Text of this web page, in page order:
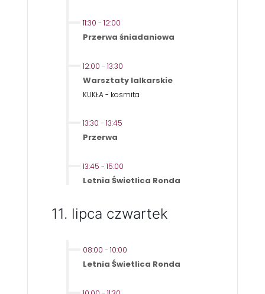
11:30 - 12:00
Przerwa śniadaniowa
12:00 - 13:30
Warsztaty lalkarskie
KUKŁA - kosmita
13:30 - 13:45
Przerwa
13:45 - 15:00
Letnia Świetlica Ronda
11. lipca czwartek
08:00 - 10:00
Letnia Świetlica Ronda